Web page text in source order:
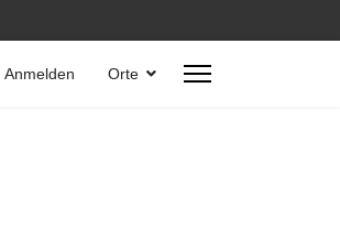
Anmelden Orte